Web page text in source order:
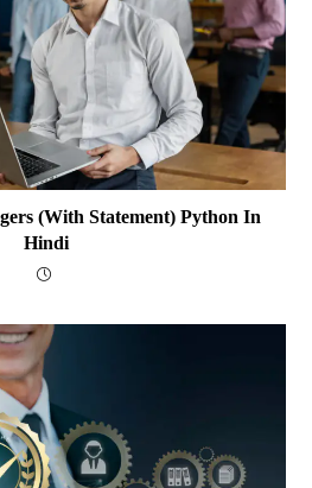
(with Statement) Python In
Hindi